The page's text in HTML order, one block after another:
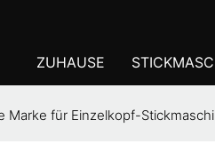
ZUHAUSE
Marke für Einzelkopf-